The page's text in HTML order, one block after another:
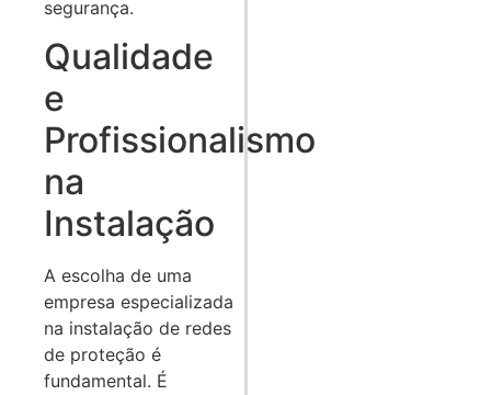
segurança.
Qualidade
e
Profissionalismo
na
Instalação
A escolha de uma
empresa especializada
na instalação de redes
de proteção é
fundamental. É